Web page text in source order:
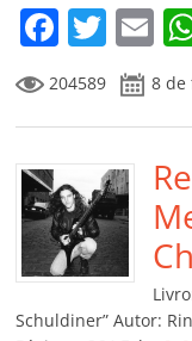
F
a
c
e
b
o
o
k
T
w
itt
er
E
m
ai
l
204589 8 de
Schuldiner” Autor: